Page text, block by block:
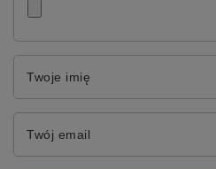
Twoje imię
Twój email